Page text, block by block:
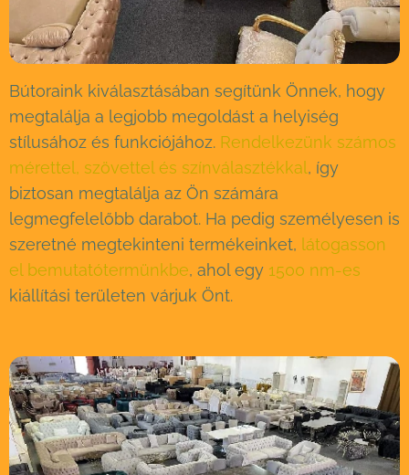
Bútoraink kiválasztásában segítünk Önnek, hogy
megtalálja a legjobb megoldást a helyiség
stílusához és funkciójához. Rendelkezünk számos
mérettel, szövettel és színválasztékkal , így
biztosan megtalálja az Ön számára
legmegfelelőbb darabot. Ha pedig személyesen is
szeretné megtekinteni termékeinket, látogasson
el bemutatótermünkbe, ahol egy 1500 nm-es
kiállítási területen várjuk Önt.